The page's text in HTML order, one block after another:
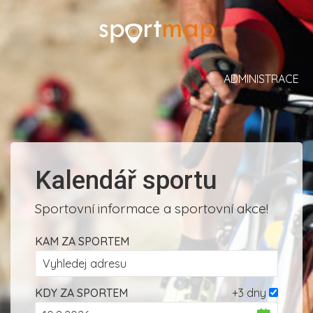
ADMINISTRACE
Kalendář sportu
Sportovní informace a sportovní akce!
KAM ZA SPORTEM
+3 dny
KDY ZA SPORTEM